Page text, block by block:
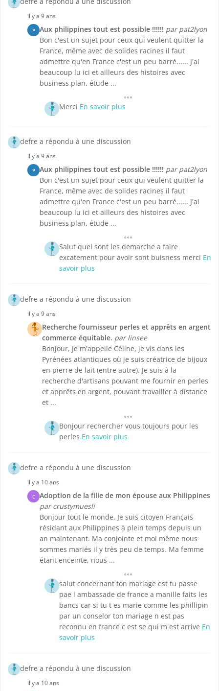
il y a 9 ans
P Aux philippines tout est possible !!!!!! par pat2lyon
Bon c'est un sujet pour ceux qui veulent quitter la
France, même avec de solides racines il faut
admettre qu'en France c'est un peu barré...... J'ai
beaucoup lu ici et ailleurs des histoires avec
business plan, étude ...
Merci En savoir plus
defre a répondu à une discussion
il y a 9 ans
P Aux philippines tout est possible !!!!!! par pat2lyon
Bon c'est un sujet pour ceux qui veulent quitter la
France, même avec de solides racines il faut
admettre qu'en France c'est un peu barré...... J'ai
beaucoup lu ici et ailleurs des histoires avec
business plan, étude ...
Salut quel sont les demarche a faire
excatement pour avoir sont buisness merci En
savoir plus
defre a répondu à une discussion
il y a 9 ans
Recherche fournisseur perles et apprêts en argent
commerce équitable. par linsee
Bonjour, Je m'appelle Céline, je vis dans les
Pyrénées atlantiques où je suis créatrice de bijoux
en pierre de lait (entre autre). Je suis à la
recherche d'artisans pouvant me fournir en perles
et apprêts en argent, pouvant travailler à distance
et ...
Bonjour rechercher vous toujours pour les
perles En savoir plus
defre a répondu à une discussion
il y a 10 ans
C
Adoption de la fille de mon épouse aux Philippines
par crustymuesli
Bonjour tout le monde, Je suis citoyen Français
résidant aux Philippines à plein temps depuis un
an maintenant. Ma conjointe et moi même nous
sommes mariés il y très peu de temps. Ma femme
étant enceinte, nous ...
salut concernant ton mariage est tu passe
pae l ambassade de france a manille faits les
bancs car si tu t es marie comme les phillipin
par un conselor ton mariage n est pas
reconnu en france c est se qui m est arrive En
savoir plus
defre a répondu à une discussion
il y a 10 ans